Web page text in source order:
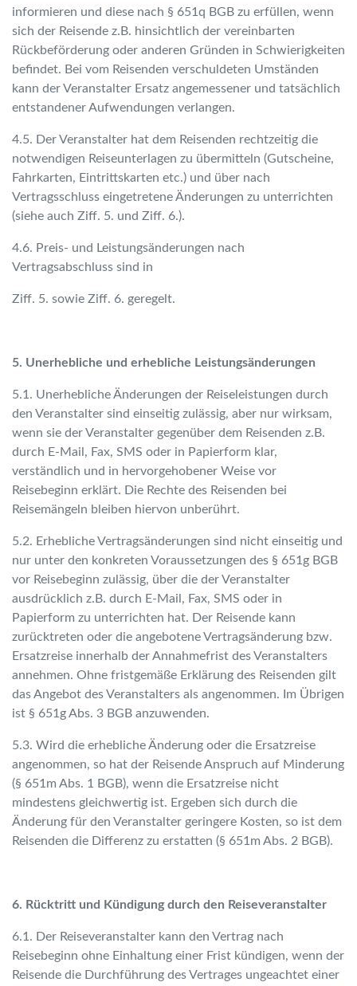
informieren und diese nach § 651q BGB zu erfüllen, wenn
sich der Reisende z.B. hinsichtlich der vereinbarten
Rückbeförderung oder anderen Gründen in Schwierigkeiten
befindet. Bei vom Reisenden verschuldeten Umständen
kann der Veranstalter Ersatz angemessener und tatsächlich
entstandener Aufwendungen verlangen.
4.5. Der Veranstalter hat dem Reisenden rechtzeitig die
notwendigen Reiseunterlagen zu übermitteln (Gutscheine,
Fahrkarten, Eintrittskarten etc.) und über nach
Vertragsschluss eingetretene Änderungen zu unterrichten
(siehe auch Ziff. 5. und Ziff. 6.).
4.6. Preis- und Leistungsänderungen nach
Vertragsabschluss sind in
Ziff. 5. sowie Ziff. 6. geregelt.
5. Unerhebliche und erhebliche Leistungsänderungen
5.1. Unerhebliche Änderungen der Reiseleistungen durch
den Veranstalter sind einseitig zulässig, aber nur wirksam,
wenn sie der Veranstalter gegenüber dem Reisenden z.B.
durch E-Mail, Fax, SMS oder in Papierform klar,
verständlich und in hervorgehobener Weise vor
Reisebeginn erklärt. Die Rechte des Reisenden bei
Reisemängeln bleiben hiervon unberührt.
5.2. Erhebliche Vertragsänderungen sind nicht einseitig und
nur unter den konkreten Voraussetzungen des § 651g BGB
vor Reisebeginn zulässig, über die der Veranstalter
ausdrücklich z.B. durch E-Mail, Fax, SMS oder in
Papierform zu unterrichten hat. Der Reisende kann
zurücktreten oder die angebotene Vertragsänderung bzw.
Ersatzreise innerhalb der Annahmefrist des Veranstalters
annehmen. Ohne fristgemäße Erklärung des Reisenden gilt
das Angebot des Veranstalters als angenommen. Im Übrigen
ist § 651g Abs. 3 BGB anzuwenden.
5.3. Wird die erhebliche Änderung oder die Ersatzreise
angenommen, so hat der Reisende Anspruch auf Minderung
(§ 651m Abs. 1 BGB), wenn die Ersatzreise nicht
mindestens gleichwertig ist. Ergeben sich durch die
Änderung für den Veranstalter geringere Kosten, so ist dem
Reisenden die Differenz zu erstatten (§ 651m Abs. 2 BGB).
6. Rücktritt und Kündigung durch den Reiseveranstalter
6.1. Der Reiseveranstalter kann den Vertrag nach
Reisebeginn ohne Einhaltung einer Frist kündigen, wenn der
Reisende die Durchführung des Vertrages ungeachtet einer